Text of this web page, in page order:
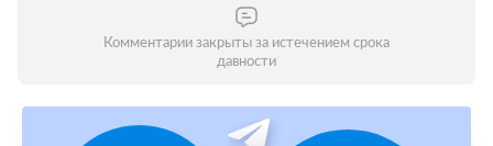
Комментарии закрыты за истечением срока
давности